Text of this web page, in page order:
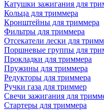
Катушки зажигания для
Кольца для триммера
Кронштейны для триммера
Фильтры для триммера
Отсекатели лески для
Поршневые группы для
Прокладки для триммера
Пружины для триммера
Редукторы для триммера
Ручки газа для триммер
Свечи зажигания для
Стартеры для триммера